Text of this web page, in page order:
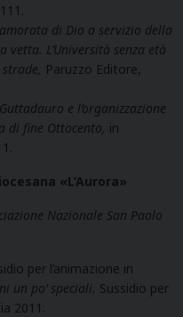
di Dio a servizio della
vetta. L’Università senza età
Paruzzo Editore,
e l’organizzazione
di fine Ottocento, in
«L’Aurora»
Nazionale San Paolo
per l’animazione in
un po’ speciali. Sussidio per
2011.